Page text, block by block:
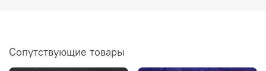
Сопутствующие товары